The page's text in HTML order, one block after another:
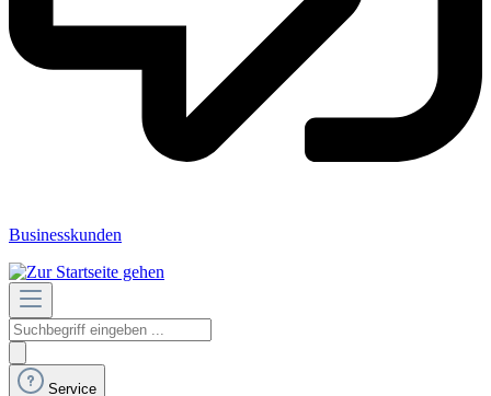
Businesskunden
Service